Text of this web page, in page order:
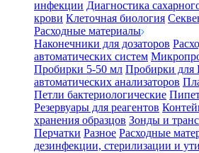
инфекции Диагностика
крови Клеточная биология
Расходные материалы
Наконечники для дозаторов
автоматических систем
Пробирки 5-50 мл Пробирки
автоматических анализаторов
Петли бактериологические
Резервуары для реагентов
хранения образцов Зонды и
Перчатки Разное Расходные
дезинфекции, стерилизации и